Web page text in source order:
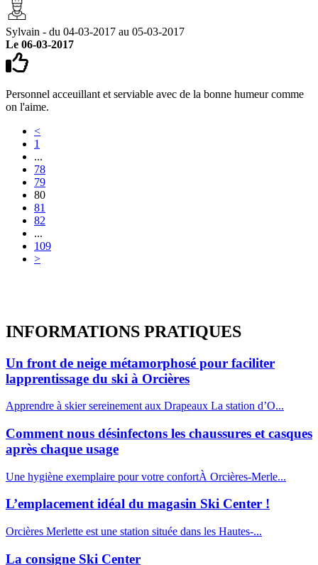
Sylvain - du 04-03-2017 au 05-03-2017
Le 06-03-2017
Personnel acceuillant et serviable avec de la bonne humeur comme
on l'aime.
<
1
...
78
79
80
81
82
...
109
>
INFORMATIONS PRATIQUES
Un front de neige métamorphosé pour faciliter
lapprentissage du ski à Orcières
Apprendre à skier sereinement aux Drapeaux La station d’O...
Comment nous désinfectons les chaussures et casques
après chaque usage
Une hygiène exemplaire pour votre confortÀ Orcières-Merle...
L’emplacement idéal du magasin Ski Center !
Orcières Merlette est une station située dans les Hautes-...
La consigne Ski Center